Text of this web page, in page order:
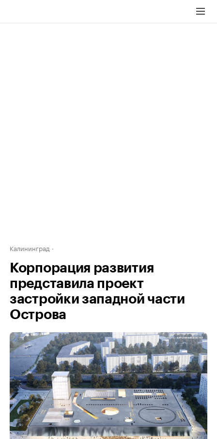
Калининград
Корпорация развития
представила проект
застройки западной части
Острова